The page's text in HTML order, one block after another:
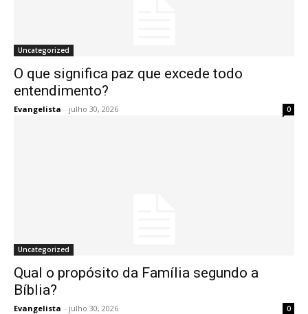
Uncategorized
O que significa paz que excede todo
entendimento?
Evangelista - julho 30, 2026 0
Uncategorized
Qual o propósito da Família segundo a
Bíblia?
Evangelista - julho 30, 2026 0